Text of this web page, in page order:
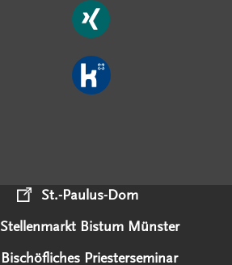
St.-Paulus-Dom
Stellenmarkt Bistum Münster
Bischöfliches Priesterseminar